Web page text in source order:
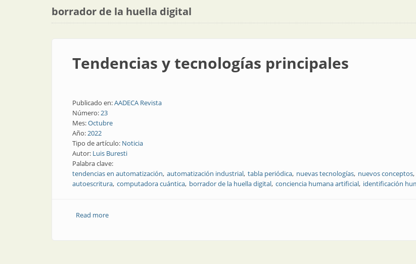
borrador de la huella digital
Tendencias y tecnologías principales
Publicado en:AADECA Revista
Número:23
Mes:Octubre
Año:2022
Tipo de artículo: Noticia
Autor: Luis Buresti
Palabra clave:
tendencias en automatización automatización industrial tabla periódica nuevas tecnologías nuevos conceptos
autoescritura computadora cuántica borrador de la huella digital conciencia humana artificial identificación
Read moreabout Tendencias y tecnologías principales